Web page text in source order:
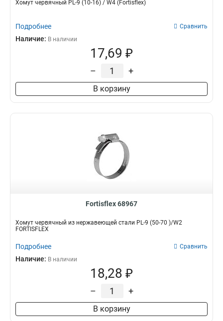
Хомут червячный PL-9 (10-16) / W4 (Fortisflex)
Подробнее Сравнить
Наличие: В наличии
17,69 ₽
– +
В корзину
Fortisflex 68967
Хомут червячный из нержавеющей стали PL-9 (50-70 )/W2
FORTISFLEX
Подробнее Сравнить
Наличие: В наличии
18,28 ₽
– +
В корзину